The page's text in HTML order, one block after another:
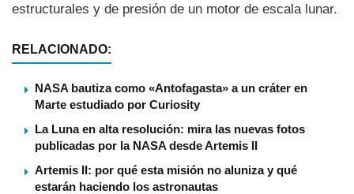
estructurales y de presión de un motor de escala lunar.
RELACIONADO:
NASA bautiza como «Antofagasta» a un cráter en
Marte estudiado por Curiosity
La Luna en alta resolución: mira las nuevas fotos
publicadas por la NASA desde Artemis II
Artemis II: por qué esta misión no aluniza y qué
estarán haciendo los astronautas